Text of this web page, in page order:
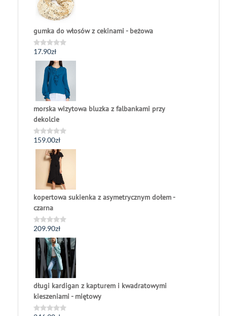
gumka do włosów z cekinami - beżowa
Oceniono
0
17.90zł
morska wizytowa bluzka z falbankami przy
dekolcie
Oceniono
0
159.00zł
kopertowa sukienka z asymetrycznym dołem -
czarna
Oceniono
0
na
209.90zł
długi kardigan z kapturem i kwadratowymi
kieszeniami - miętowy